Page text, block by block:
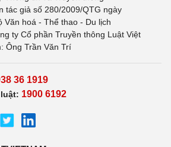
tác giả số 280/2009/QTG ngày
Văn hoá - Thể thao - Du lịch
ty Cổ phần Truyền thông Luật Việt
Ông Trần Văn Trí
36 1919
1900 6192